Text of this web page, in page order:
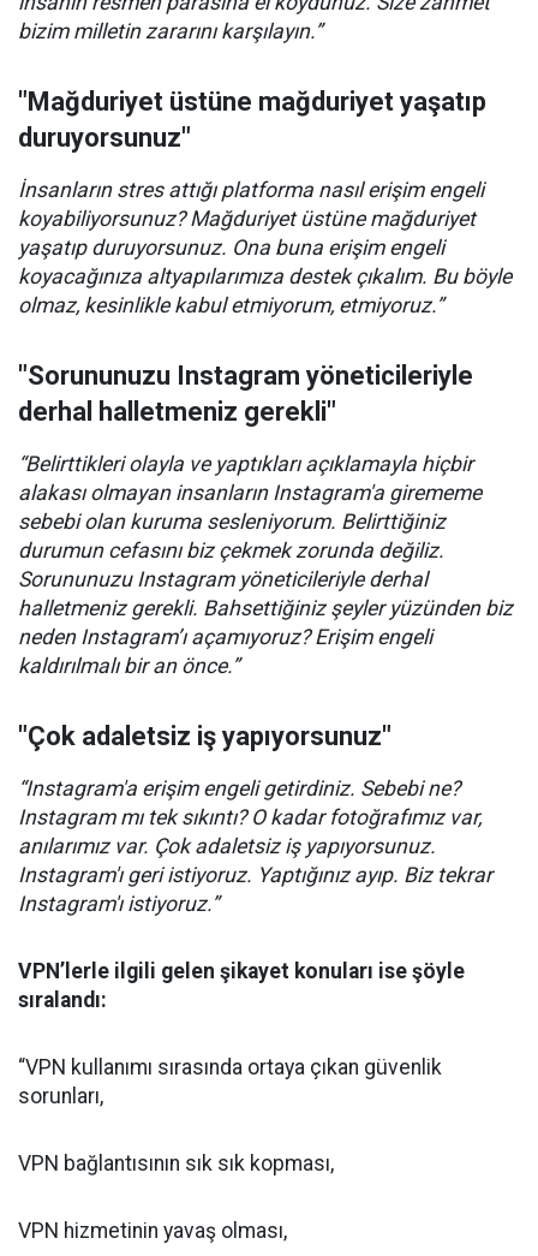
bizim milletin zararını karşılayın.”
"Mağduriyet üstüne mağduriyet yaşatıp
duruyorsunuz"
İnsanların stres attığı platforma nasıl erişim engeli
koyabiliyorsunuz? Mağduriyet üstüne mağduriyet
yaşatıp duruyorsunuz. Ona buna erişim engeli
koyacağınıza altyapılarımıza destek çıkalım. Bu böyle
olmaz, kesinlikle kabul etmiyorum, etmiyoruz.”
"Sorununuzu Instagram yöneticileriyle
derhal halletmeniz gerekli"
“Belirttikleri olayla ve yaptıkları açıklamayla hiçbir
alakası olmayan insanların Instagram'a girememe
sebebi olan kuruma sesleniyorum. Belirttiğiniz
durumun cefasını biz çekmek zorunda değiliz.
Sorununuzu Instagram yöneticileriyle derhal
halletmeniz gerekli. Bahsettiğiniz şeyler yüzünden biz
neden Instagram’ı açamıyoruz? Erişim engeli
kaldırılmalı bir an önce.”
"Çok adaletsiz iş yapıyorsunuz"
“Instagram'a erişim engeli getirdiniz. Sebebi ne?
Instagram mı tek sıkıntı? O kadar fotoğrafımız var,
anılarımız var. Çok adaletsiz iş yapıyorsunuz.
Instagram'ı geri istiyoruz. Yaptığınız ayıp. Biz tekrar
Instagram'ı istiyoruz.”
VPN’lerle ilgili gelen şikayet konuları ise şöyle
sıralandı:
“VPN kullanımı sırasında ortaya çıkan güvenlik
sorunları,
VPN bağlantısının sık sık kopması,
VPN hizmetinin yavaş olması,